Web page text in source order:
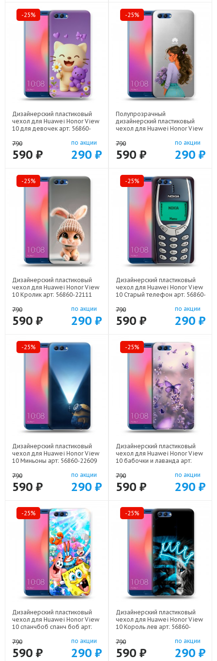
-25%
Дизайнерский пластиковый
чехол для Huawei Honor View
10 для девочек арт: 56860-
790
590 ₽
по акции
290 ₽
-25%
Полупрозрачный
дизайнерский пластиковый
чехол для Huawei Honor View
22547
790
590 ₽
по акции
290 ₽
-25%
Дизайнерский пластиковый
чехол для Huawei Honor View
10 Кролик арт: 56860-22111
790
590 ₽
по акции
290 ₽
-25%
Дизайнерский пластиковый
чехол для Huawei Honor View
10 Старый телефон арт: 56860-
790
590 ₽
по акции
290 ₽
-25%
Дизайнерский пластиковый
чехол для Huawei Honor View
10 Миньоны арт: 56860-22609
790
590 ₽
по акции
290 ₽
-25%
Дизайнерский пластиковый
чехол для Huawei Honor View
10 бабочки и лаванда арт:
790
590 ₽
по акции
290 ₽
-25%
Дизайнерский пластиковый
чехол для Huawei Honor View
10 спанчбоб спанч боб арт:
790
590 ₽
по акции
290 ₽
-25%
Дизайнерский пластиковый
чехол для Huawei Honor View
10 Король лев арт: 56860-
790
590 ₽
по акции
290 ₽